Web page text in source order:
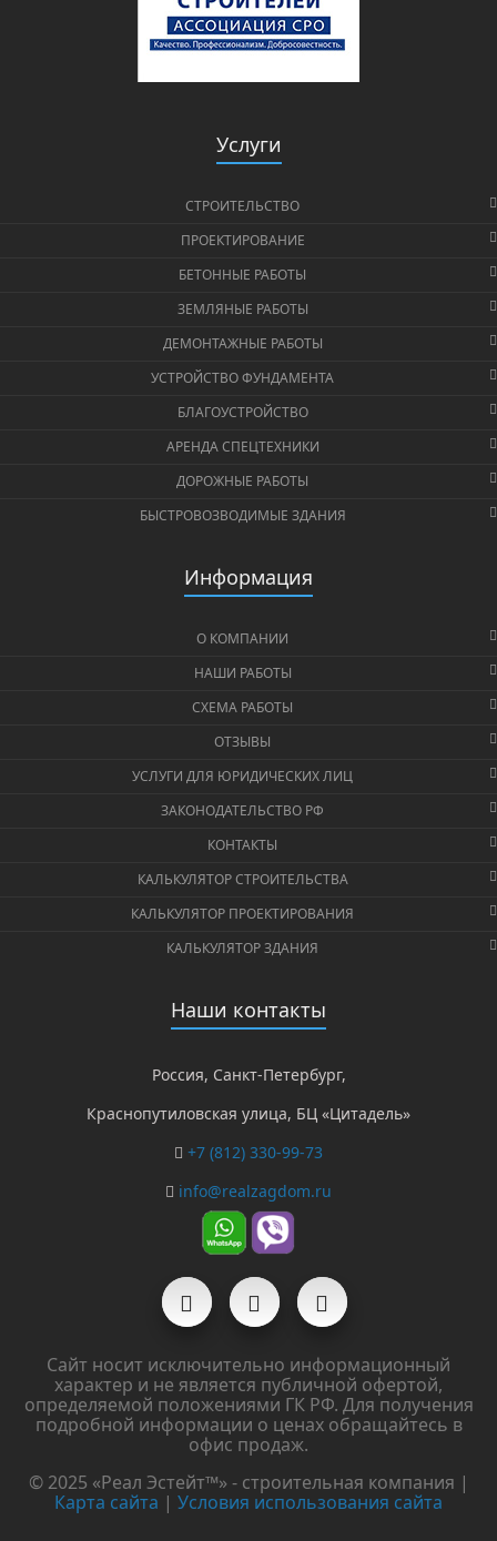
Услуги
СТРОИТЕЛЬСТВО
ПРОЕКТИРОВАНИЕ
БЕТОННЫЕ РАБОТЫ
ЗЕМЛЯНЫЕ РАБОТЫ
ДЕМОНТАЖНЫЕ РАБОТЫ
УСТРОЙСТВО ФУНДАМЕНТА
БЛАГОУСТРОЙСТВО
АРЕНДА СПЕЦТЕХНИКИ
ДОРОЖНЫЕ РАБОТЫ
БЫСТРОВОЗВОДИМЫЕ ЗДАНИЯ
Информация
О КОМПАНИИ
НАШИ РАБОТЫ
СХЕМА РАБОТЫ
ОТЗЫВЫ
УСЛУГИ ДЛЯ ЮРИДИЧЕСКИХ ЛИЦ
ЗАКОНОДАТЕЛЬСТВО РФ
КОНТАКТЫ
КАЛЬКУЛЯТОР СТРОИТЕЛЬСТВА
КАЛЬКУЛЯТОР ПРОЕКТИРОВАНИЯ
КАЛЬКУЛЯТОР ЗДАНИЯ
Наши контакты
Россия, Санкт-Петербург,
Краснопутиловская улица, БЦ «Цитадель»
+7 (812) 330-99-73
info@realzagdom.ru
Сайт носит исключительно информационный
характер и не является публичной офертой,
определяемой положениями ГК РФ. Для получения
подробной информации о ценах обращайтесь в
офис продаж.
© 2025 «Реал Эстейт™» - строительная компания |
Карта сайта | Условия использования сайта